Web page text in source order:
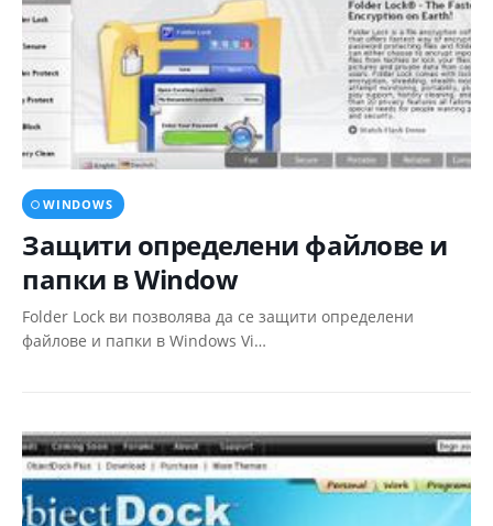
WINDOWS
Защити определени файлове и
папки в Window
Folder Lock ви позволява да се защити определени
файлове и папки в Windows Vi…